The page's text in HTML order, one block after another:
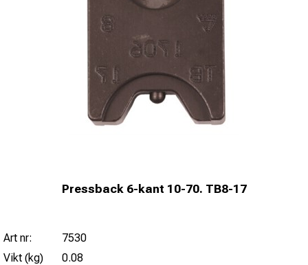
Pressback 6-kant 10-70. TB8-17
Art nr:
7530
Vikt (kg)
0.08